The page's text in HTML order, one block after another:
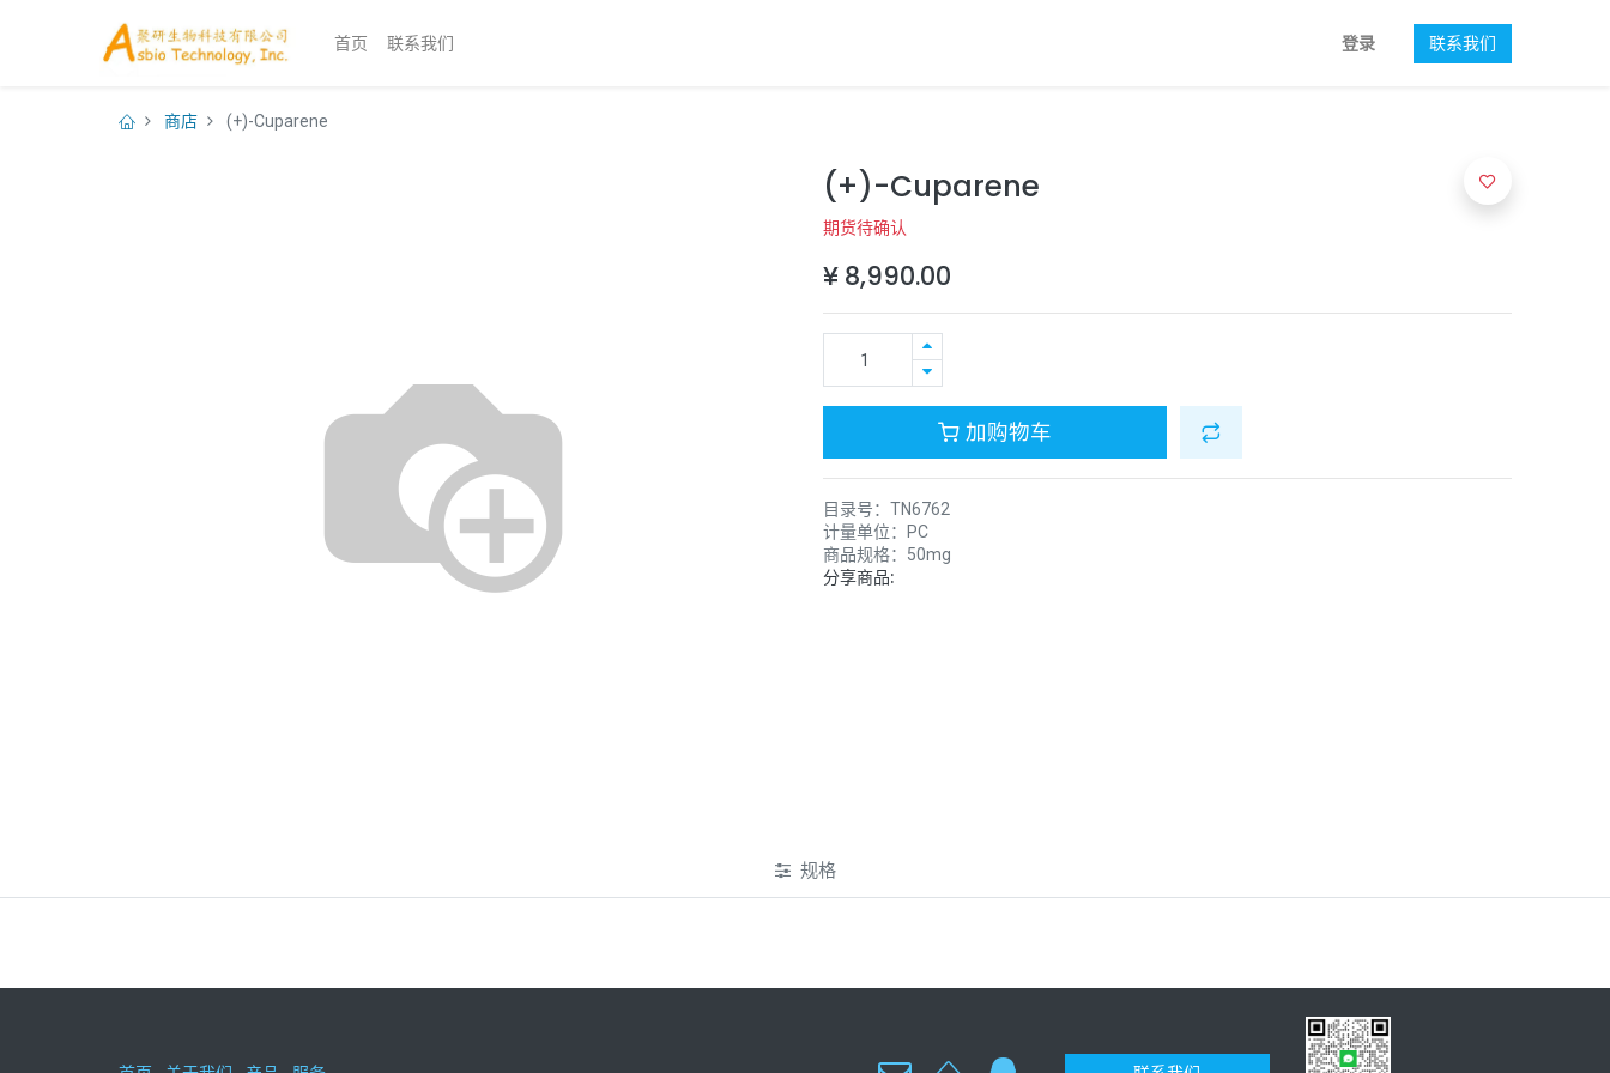
首页 联系我们 登录 联系我们
商店 (+)-Cuparene
(+)-Cuparene
期货待确认
¥ 8,990.00
加购物车
目录号： TN6762
计量单位：
PC
商品规格： 50mg
分享商品:
规格